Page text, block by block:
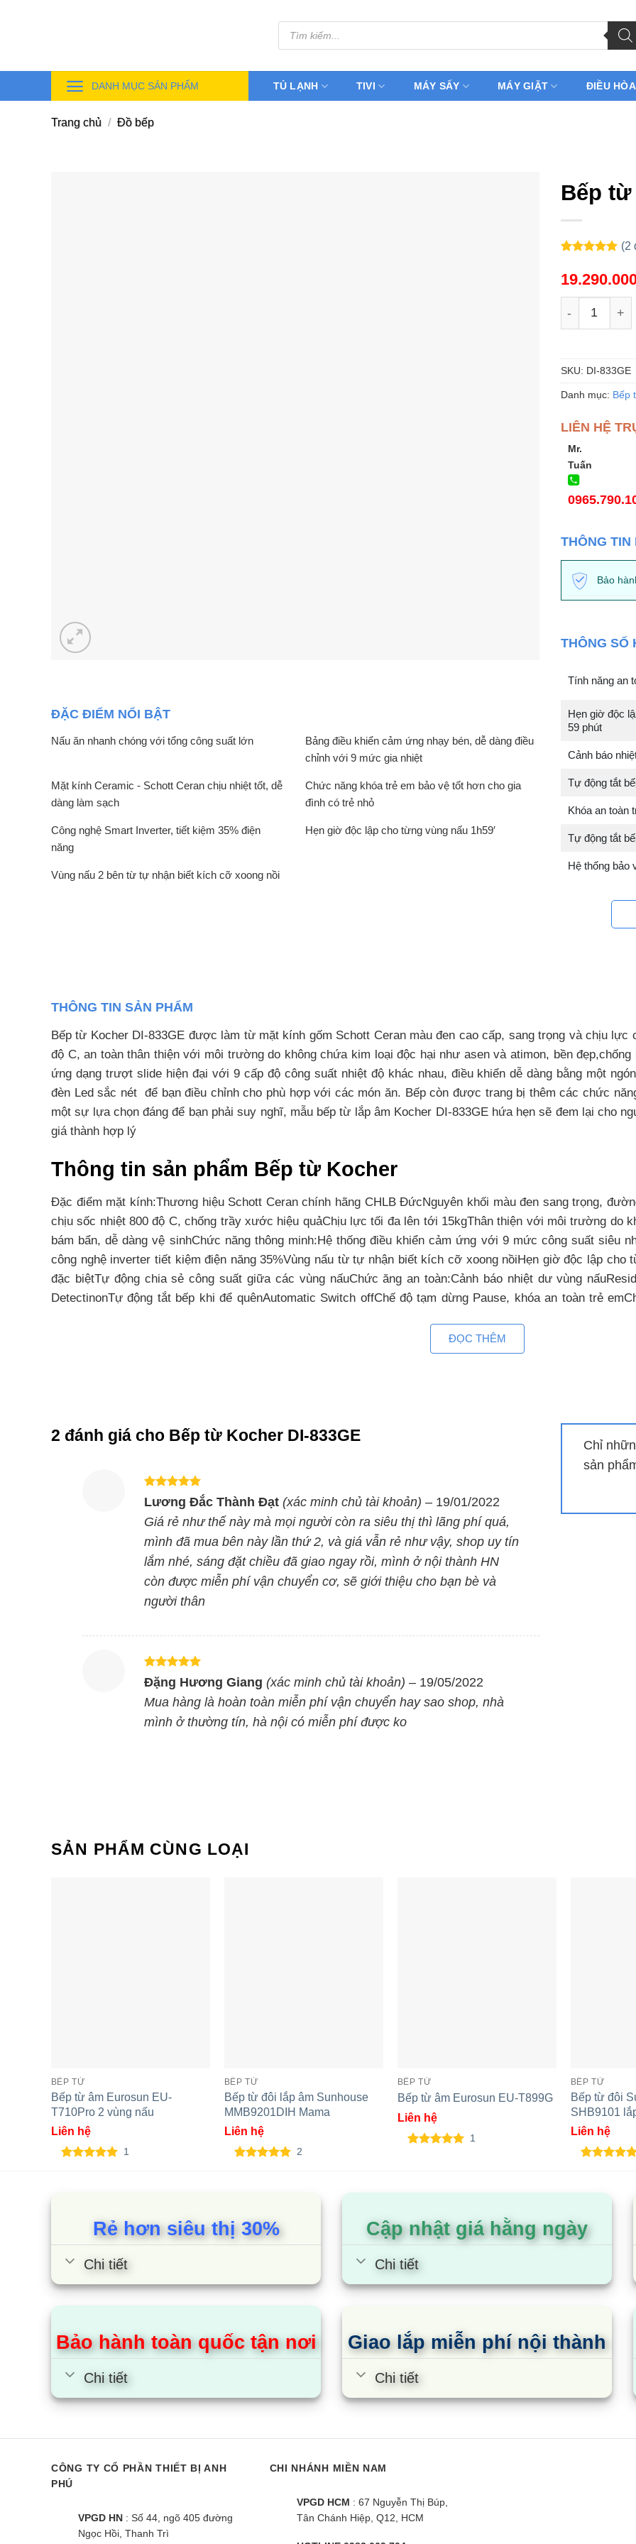
Tìm
kiếm
sản
DANH MỤC SẢN PHẨM TỦ LẠNH TIVI MÁY SẤY MÁY GIẶT ĐIỀU HÒA
Trang chủ / Đồ bếp
ĐẶC ĐIỂM NỔI BẬT
Nấu ăn nhanh chóng với tổng công suất lớn
Bảng điều khiển cảm ứng nhạy bén, dễ dàng điều
chỉnh với 9 mức gia nhiệt
Mặt kính Ceramic - Schott Ceran chịu nhiệt tốt, dễ
dàng làm sạch
Chức năng khóa trẻ em bảo vệ tốt hơn cho gia
đình có trẻ nhỏ
Công nghệ Smart Inverter, tiết kiệm 35% điện
năng
Hẹn giờ độc lập cho từng vùng nấu 1h59′
Vùng nấu 2 bên từ tự nhận biết kích cỡ xoong nồi
Bếp từ
dựa trên
đánh giá
(2
Bếp từ
SKU: DI-833GE
Danh mục: Bếp
LIÊN HỆ
Mr.
Tuấn
THÔNG TIN
Bảo
THÔNG SỐ
Tính năng an
Hẹn giờ độc
59 phút
Cảnh báo
Tự động tắt
Khóa an toàn
Tự động tắt
Hệ thống bảo
THÔNG TIN SẢN PHẨM
Bếp từ Kocher DI-833GE được làm từ mặt kính gốm Schott Ceran màu đen cao cấp, sang trọng và chịu lực
độ C, an toàn thân thiện với môi trường do không chứa kim loại độc hại như asen và atimon, bền
ứng dạng trượt slide hiện đại với 9 cấp độ công suất nhiệt độ khác nhau, điều khiển dễ dàng bằng một
đèn Led sắc nét để bạn điều chỉnh cho phù hợp với các món ăn. Bếp còn được trang bị thêm các chức
một sự lựa chọn đáng để bạn phải suy nghĩ, mẫu bếp từ lắp âm Kocher DI-833GE hứa hẹn sẽ đem lại cho
giá thành hợp lý
Thông tin sản phẩm Bếp từ Kocher
Đặc điểm mặt kính:Thương hiệu Schott Ceran chính hãng CHLB ĐứcNguyên khối màu đen sang trọng,
chịu sốc nhiệt 800 độ C, chống trầy xước hiệu quảChịu lực tối đa lên tới 15kgThân thiện với môi trường do
bám bẩn, dễ dàng vệ sinhChức năng thông minh:Hệ thống điều khiển cảm ứng với 9 mức công suất siêu
công nghệ inverter tiết kiệm điện năng 35%Vùng nấu từ tự nhận biết kích cỡ xoong nồiHẹn giờ độc lập cho
đặc biệtTự động chia sẻ công suất giữa các vùng nấuChức ăng an toàn:Cảnh báo nhiệt dư vùng
DetectinonTự động tắt bếp khi để quênAutomatic Switch offChế độ tạm dừng Pause, khóa an toàn trẻ
Cùng Chủ Đề:
Bếp đôi điện từ SUNHOUSE
Bếp đôi điện từ Sunhouse
Apex APB9981
SHB9122MT
ĐỌC THÊM
2 đánh giá cho Bếp từ Kocher DI-833GE
Được xếp
hạng55
sao
Lương Đắc Thành Đạt (xác minh chủ tài khoản) – 19/01/2022
Giá rẻ như thế này mà mọi người còn ra siêu thị thì lãng phí quá,
mình đã mua bên này lần thứ 2, và giá vẫn rẻ như vậy, shop uy tín
lắm nhé, sáng đặt chiều đã giao ngay rồi, mình ở nội thành HN
còn được miễn phí vận chuyển cơ, sẽ giới thiệu cho bạn bè và
người thân
Được xếp
hạng5 5
sao
Đặng Hương Giang (xác minh chủ tài khoản) – 19/05/2022
Mua hàng là hoàn toàn miễn phí vận chuyển hay sao shop, nhà
mình ở thường tín, hà nội có miễn phí được ko
Chỉ
sản
SẢN PHẨM CÙNG LOẠI
BẾP TỪ
Bếp từ âm Eurosun EU-
T710Pro 2 vùng nấu
Liên hệ
1
BẾP TỪ
Bếp từ đôi lắp âm Sunhouse
MMB9201DIH Mama
Liên hệ
2
BẾP TỪ
Bếp từ âm Eurosun EU-T899G
Liên hệ
1
BẾP TỪ
Bếp từ đôi
SHB9101
Liên hệ
đánh giá
Rẻ hơn siêu thị 30%
Chi tiết
Cập nhật giá hằng ngày
Chi tiết
Bảo hành toàn quốc tận nơi
Chi tiết
Giao lắp miễn phí nội thành
Chi tiết
CÔNG TY CỔ PHẦN THIẾT BỊ ANH
PHÚ
VPGD HN : Số 44, ngõ 405 đường
Ngọc Hồi, Thanh Trì
CHI NHÁNH MIỀN NAM
VPGD HCM : 67 Nguyễn Thị Búp,
Tân Chánh Hiệp, Q12, HCM